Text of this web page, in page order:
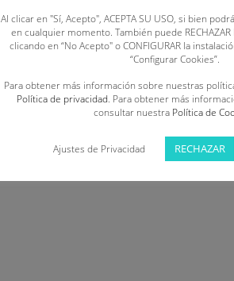
Al clicar en "Sí, Acepto", ACEPTA SU USO, si bien
en cualquier momento. También puede
clicando en “No Acepto" o CONFIGURAR la
“Configurar Cookies”.
Para obtener más información sobre nuestras
Política de privacidad. Para obtener más
consultar nuestra Política de
Ajustes de Privacidad RECHAZAR